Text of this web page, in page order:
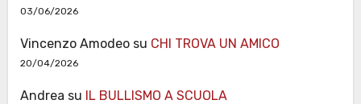
03/06/2026
Vincenzo Amodeosu CHI TROVA UN AMICO
20/04/2026
Andrea su IL BULLISMO A SCUOLA